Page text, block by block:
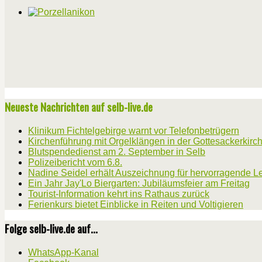
Neueste Nachrichten auf selb-live.de
Klinikum Fichtelgebirge warnt vor Telefonbetrügern
Kirchenführung mit Orgelklängen in der
Blutspendedienst am 2. September in Selb
Polizeibericht vom 6.8.
Nadine Seidel erhält Auszeichnung für hervorragende
Ein Jahr Jay'Lo Biergarten: Jubiläumsfeier am Freitag
Tourist-Information kehrt ins Rathaus zurück
Ferienkurs bietet Einblicke in Reiten und Voltigieren
Folge selb-live.de auf...
WhatsApp-Kanal